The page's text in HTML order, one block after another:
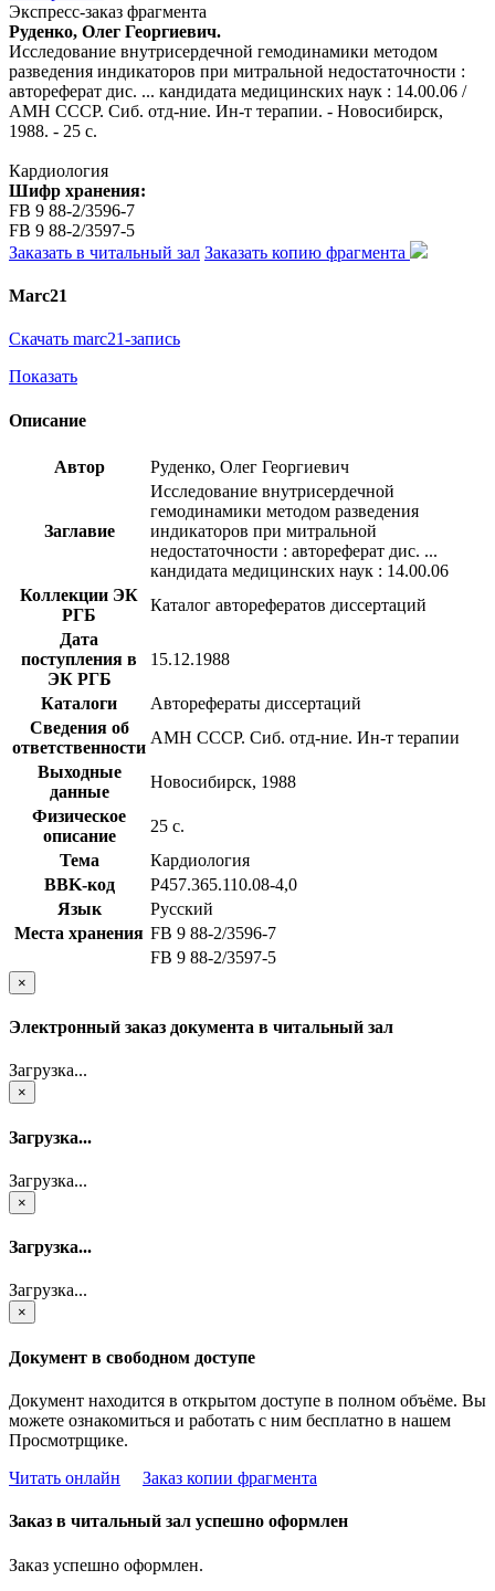
Экспресс-заказ фрагмента
Руденко, Олег Георгиевич.
Исследование внутрисердечной гемодинамики методом
разведения индикаторов при митральной недостаточности :
автореферат дис. ... кандидата медицинских наук : 14.00.06 /
АМН СССР. Сиб. отд-ние. Ин-т терапии. - Новосибирск,
1988. - 25 с.
Кардиология
Шифр хранения:
FB 9 88-2/3596-7
FB 9 88-2/3597-5
Заказать в читальный зал Заказать копию фрагмента
Marc21
Скачать marc21-запись
Показать
Описание
Автор Руденко, Олег Георгиевич
Заглавие
Исследование внутрисердечной
гемодинамики методом разведения
индикаторов при митральной
недостаточности : автореферат дис. ...
кандидата медицинских наук : 14.00.06
Коллекции ЭК
РГБ
Каталог авторефератов диссертаций
Дата
поступления в
ЭК РГБ
15.12.1988
Каталоги
Авторефераты диссертаций
Сведения об
ответственности
АМН СССР. Сиб. отд-ние. Ин-т терапии
Выходные
данные
Новосибирск, 1988
Физическое
описание
25 с.
Тема
Кардиология
BBK-код
Р457.365.110.08-4,0
Язык
Русский
Места хранения FB 9 88-2/3596-7
FB 9 88-2/3597-5
×
Электронный заказ документа в читальный зал
Загрузка...
×
Загрузка...
Загрузка...
×
Загрузка...
Загрузка...
×
Документ в свободном доступе
Документ находится в открытом доступе в полном объёме. Вы
можете ознакомиться и работать с ним бесплатно в нашем
Просмотрщике.
Читать онлайн
Заказ копии фрагмента
Заказ в читальный зал успешно оформлен
Заказ успешно оформлен.